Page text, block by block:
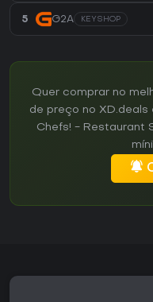
5 G2A KEYSHOP
Quer comprar no
de preço no XD.deals
Chefs! - Restaurant